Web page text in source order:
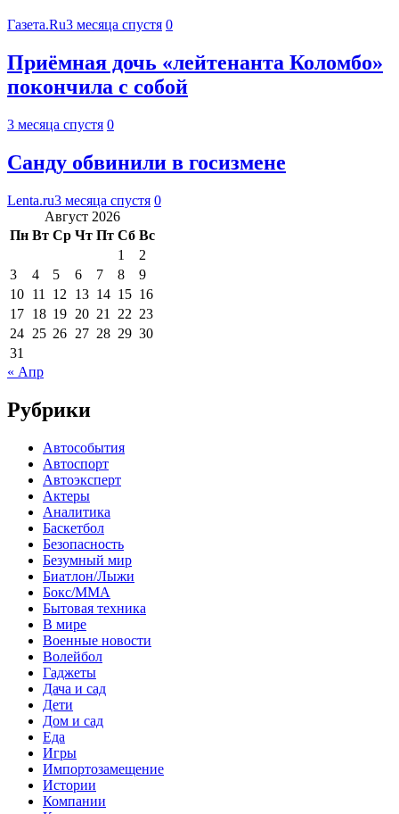
Газета.Ru3 месяца спустя 0
Приёмная дочь «лейтенанта Коломбо»
покончила с собой
3 месяца спустя 0
Санду обвинили в госизмене
Lenta.ru3 месяца спустя 0
Август 2026
Пн Вт Ср Чт Пт Сб Вс
1
2
3
4 5 6 7 8
9
10 11 12 13 14 15 16
17 18 19 20 21 22 23
24 25 26 27 28 29 30
31
« Апр
Рубрики
Автособытия
Автоспорт
Автоэксперт
Актеры
Аналитика
Баскетбол
Безопасность
Безумный мир
Биатлон/Лыжи
Бокс/MMA
Бытовая техника
В мире
Военные новости
Волейбол
Гаджеты
Дача и сад
Дети
Дом и сад
Еда
Игры
Импортозамещение
Истории
Компании